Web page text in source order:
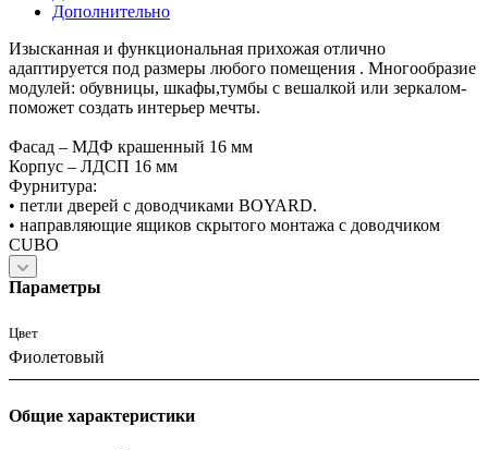
Дополнительно
Изысканная и функциональная прихожая отлично
адаптируется под размеры любого помещения . Многообразие
модулей: обувницы, шкафы,тумбы с вешалкой или зеркалом-
поможет создать интерьер мечты.
Фасад – МДФ крашенный 16 мм
Корпус – ЛДСП 16 мм
Фурнитура:
• петли дверей с доводчиками BOYARD.
• направляющие ящиков скрытого монтажа с доводчиком
CUBO
Параметры
Цвет
Фиолетовый
Общие характеристики